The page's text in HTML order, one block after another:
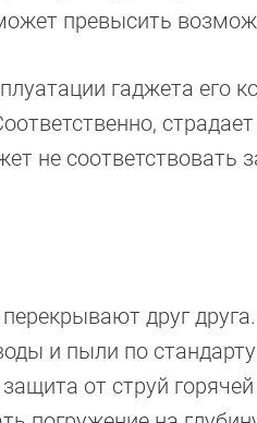
превысить
гаджета его
не соответствовать
друг
и пыли по
от струй